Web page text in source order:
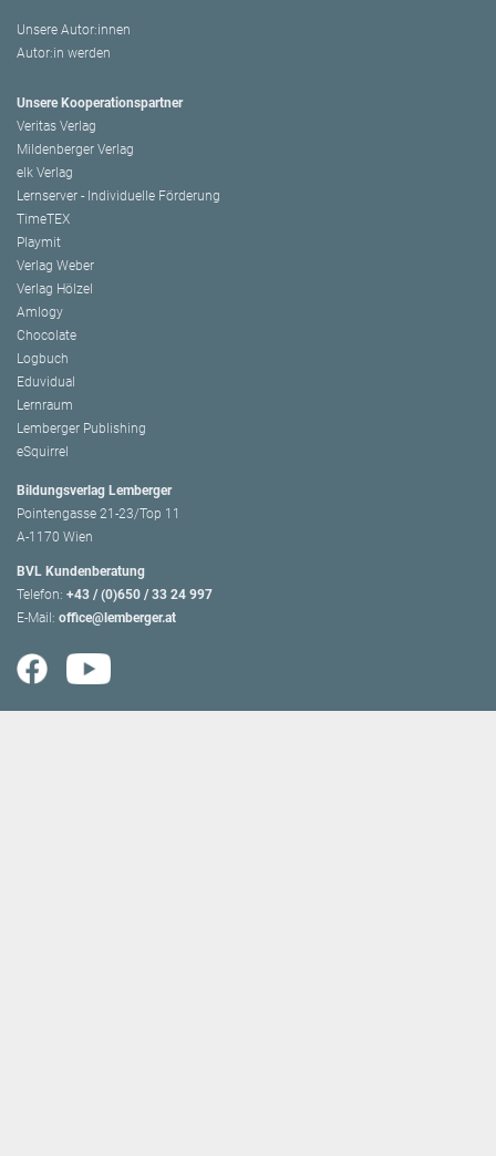
Unsere Autor:innen
Autor:in werden
Unsere Kooperationspartner
Veritas Verlag
Mildenberger Verlag
elk Verlag
Lernserver - Individuelle Förderung
TimeTEX
Playmit
Verlag Weber
Verlag Hölzel
Amlogy
Chocolate
Logbuch
Eduvidual
Lernraum
Lemberger Publishing
eSquirrel
Bildungsverlag Lemberger
Pointengasse 21-23/Top 11
A-1170 Wien
BVL Kundenberatung
Telefon: +43 / (0)650 / 33 24 997
E-Mail: office@lemberger.at